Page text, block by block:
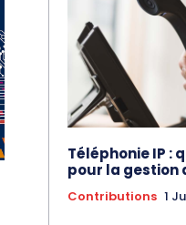
Téléphonie IP :
pour la gestion
Contributions 1